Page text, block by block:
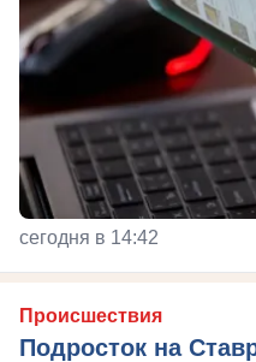
сегодня в 14:42
Происшествия
Подросток на